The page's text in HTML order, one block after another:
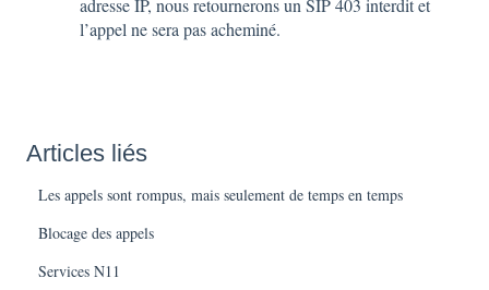
adresse IP, nous retournerons un SIP 403 interdit et
l’appel ne sera pas acheminé.
Articles liés
Les appels sont rompus, mais seulement de temps en temps
Blocage des appels
Services N11